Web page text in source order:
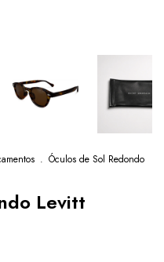
. Óculos de Sol Redondo
Levitt